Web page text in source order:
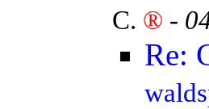
C. ® -
Re: